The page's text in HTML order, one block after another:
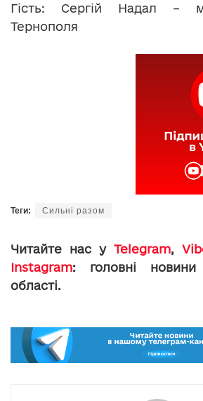
Гість: Сергій Надал –
Тернополя
Теги: Сильні разом
Читайте нас у Telegram,
Instagram: головні
області.